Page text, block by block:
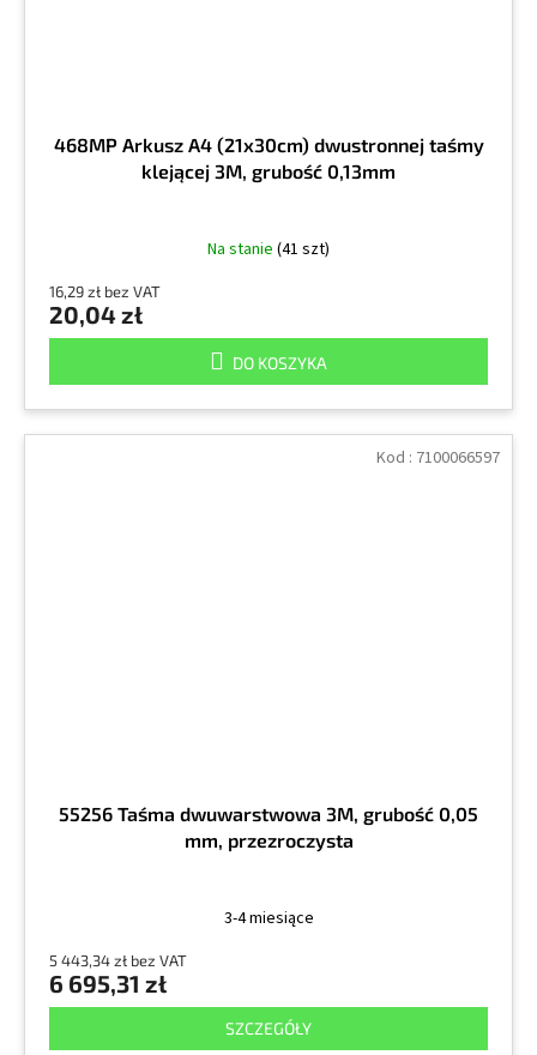
468MP Arkusz A4 (21x30cm) dwustronnej taśmy
klejącej 3M, grubość 0,13mm
Na stanie (41 szt)
16,29 zł bez VAT
20,04 zł
DO KOSZYKA
55256 Taśma dwuwarstwowa 3M, grubość 0,05
mm, przezroczysta
3-4 miesiące
5 443,34 zł bez VAT
6 695,31 zł
SZCZEGÓŁY
Kod : 7100066597